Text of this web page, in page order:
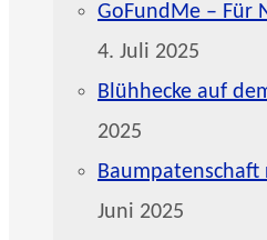
GoFundMe – Für
4. Juli 2025
Blühhecke auf
2025
Baumpatenschaft
Juni 2025